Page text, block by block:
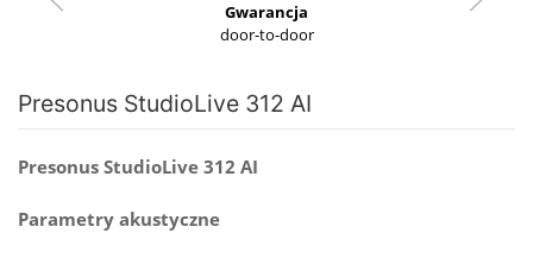
Gwarancja
door-to-door
Presonus StudioLive 312 AI
Presonus StudioLive 312 AI
Parametry akustyczne